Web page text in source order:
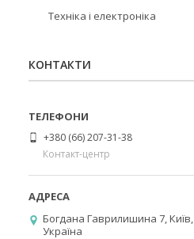
Техніка і електроніка
КОНТАКТИ
+380 (66) 207-31-38
Контакт-центр
Богдана Гаврилишина 7, Київ,
Україна